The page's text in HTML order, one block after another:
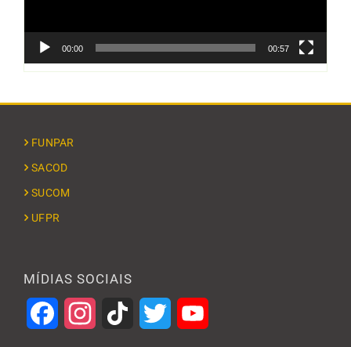
00:00 00:57
FUNPAR
SACOD
SUCOM
UFPR
MÍDIAS SOCIAIS
FacebookInstagramTikTok Twitter